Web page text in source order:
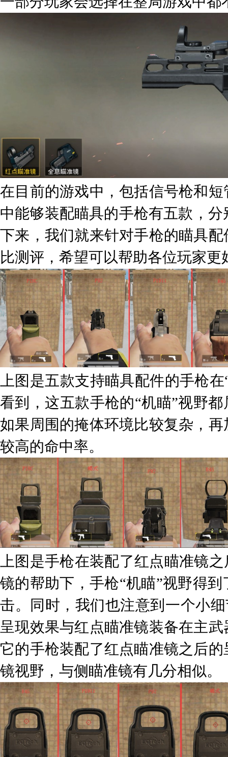
在目前的游戏中，包括信号枪和
中能够装配瞄具的手枪有五款，分
下来，我们就来针对手枪的瞄具
比测评，希望可以帮助各位玩家
上图是五款支持瞄具配件的手枪
看到，这五款手枪的“机瞄”视野
如果周围的掩体环境比较复杂，
较高的命中率。
上图是手枪在装配了红点瞄准镜
镜的帮助下，手枪“机瞄”视野得
击。同时，我们也注意到一个小
呈现效果与红点瞄准镜装备在主
它的手枪装配了红点瞄准镜之后
镜视野，与侧瞄准镜有几分相似。